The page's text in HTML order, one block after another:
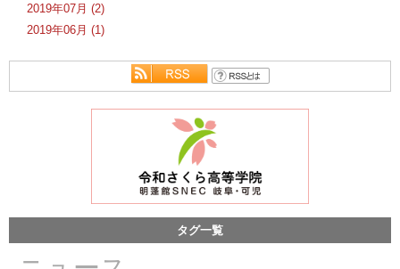
2019年07月 (2)
2019年06月 (1)
タグ一覧